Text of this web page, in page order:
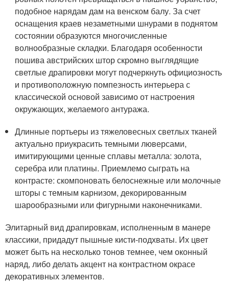
подобное нарядам дам на венском балу. За счет
оснащения краев незаметными шнурами в поднятом
состоянии образуются многочисленные
волнообразные складки. Благодаря особенности
пошива австрийских штор скромно выглядящие
светлые драпировки могут подчеркнуть официозность
и противоположную помпезность интерьера с
классической основой зависимо от настроения
окружающих, желаемого антуража.
Длинные портьеры из тяжеловесных светлых тканей
актуально приукрасить темными люверсами,
имитирующими ценные сплавы металла: золота,
серебра или платины. Приемлемо сыграть на
контрасте: скомпоновать белоснежные или молочные
шторы с темным карнизом, декорированным
шарообразными или фигурными наконечниками.
Элитарный вид драпировкам, исполненным в манере
классики, придадут пышные кисти-подхваты. Их цвет
может быть на несколько тонов темнее, чем оконный
наряд, либо делать акцент на контрастном окрасе
декоративных элементов.